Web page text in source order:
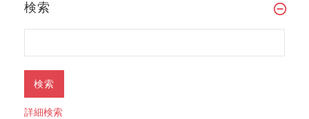
検索
詳細検索